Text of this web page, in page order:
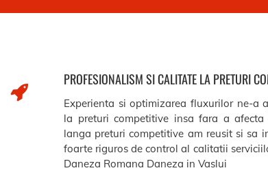
PROFESIONALISM SI CALITATE LA PRETURI
Experienta si optimizarea fluxurilor ne-a
la preturi competitive insa fara a afecta
langa preturi competitive am reusit si sa
foarte riguros de control al calitatii
Daneza Romana Daneza in Vaslui